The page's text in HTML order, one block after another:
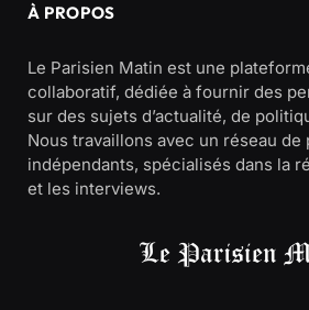
À PROPOS
Le Parisien Matin est une
collaboratif, dédiée à fournir des
sur des sujets d’actualité, de
Nous travaillons avec un réseau de
indépendants, spécialisés dans la
et les interviews.